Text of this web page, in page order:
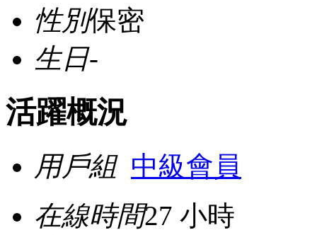
性別保密
生日-
活躍概況
用戶組 中級會員
在線時間27 小時